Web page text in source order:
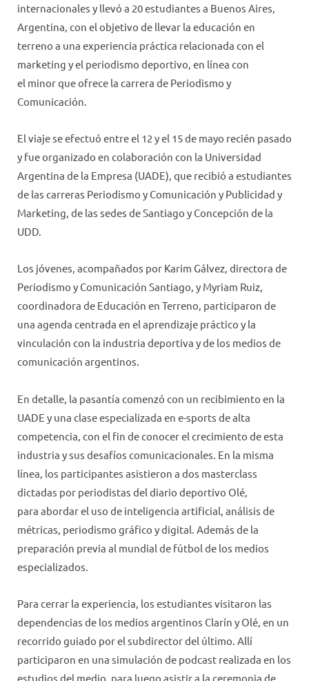
internacionales y llevó a 20 estudiantes a Buenos Aires,
Argentina, con el objetivo de llevar la educación en
terreno a una experiencia práctica relacionada con el
marketing y el periodismo deportivo, en línea con
el minor que ofrece la carrera de Periodismo y
Comunicación.
El viaje se efectuó entre el 12 y el 15 de mayo recién pasado
y fue organizado en colaboración con la Universidad
Argentina de la Empresa (UADE), que recibió a estudiantes
de las carreras Periodismo y Comunicación y Publicidad y
Marketing, de las sedes de Santiago y Concepción de la
UDD.
Los jóvenes, acompañados por Karim Gálvez, directora de
Periodismo y Comunicación Santiago, y Myriam Ruiz,
coordinadora de Educación en Terreno, participaron de
una agenda centrada en el aprendizaje práctico y la
vinculación con la industria deportiva y de los medios de
comunicación argentinos.
En detalle, la pasantía comenzó con un recibimiento en la
UADE y una clase especializada en e-sports de alta
competencia, con el fin de conocer el crecimiento de esta
industria y sus desafíos comunicacionales. En la misma
línea, los participantes asistieron a dos masterclass
dictadas por periodistas del diario deportivo Olé,
para abordar el uso de inteligencia artificial, análisis de
métricas, periodismo gráfico y digital. Además de la
preparación previa al mundial de fútbol de los medios
especializados.
Para cerrar la experiencia, los estudiantes visitaron las
dependencias de los medios argentinos Clarín y Olé, en un
recorrido guiado por el subdirector del último. Allí
participaron en una simulación de podcast realizada en los
estudios del medio, para luego asistir a la ceremonia de